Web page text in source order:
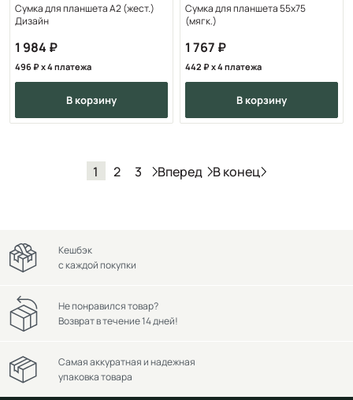
Сумка для планшета А2 (жест.)
Дизайн
1 984
496 x 4 платежа
в корзину
Сумка для планшета 55х75
(мягк.)
1 767
442 x 4 платежа
в корзину
1 2 3 Вперед В конец
Кешбэк
с каждой покупки
Не понравился товар?
Возврат в течение 14 дней!
Самая аккуратная и надежная
упаковка товара